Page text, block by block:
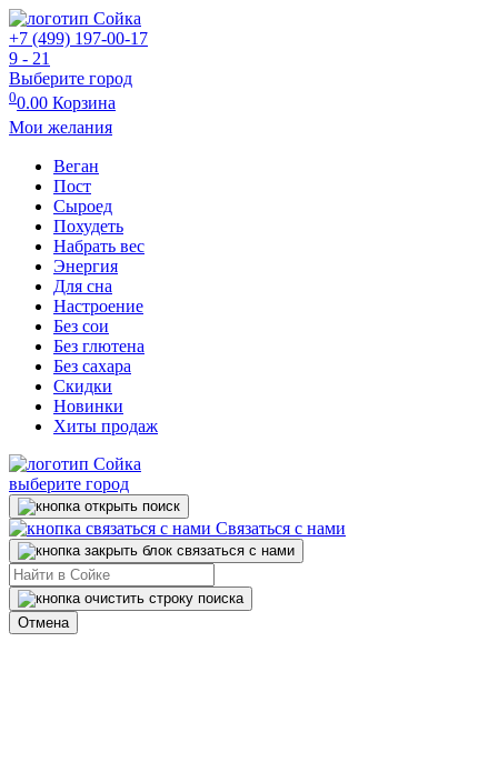
+7 (499) 197-00-17
9 - 21
Выберите город
00.00 Корзина
Мои желания
Веган
Пост
Сыроед
Похудеть
Набрать вес
Энергия
Для сна
Настроение
Без сои
Без глютена
Без сахара
Скидки
Новинки
Хиты продаж
выберите город
Связаться с нами
Отмена